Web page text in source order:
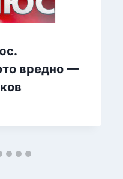
вредно —